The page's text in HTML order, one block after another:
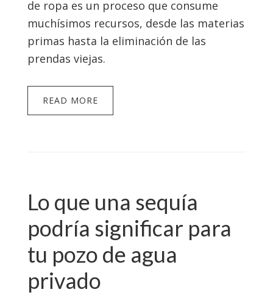
de ropa es un proceso que consume
muchísimos recursos, desde las materias
primas hasta la eliminación de las
prendas viejas.
READ MORE
Lo que una sequía
podría significar para
tu pozo de agua
privado